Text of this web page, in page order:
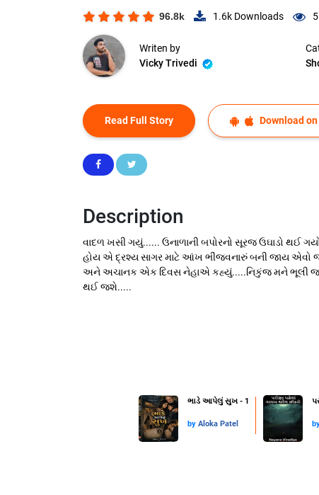
96.8k 1.6k Downloads
Writen by
Vicky Trivedi
Read Full Story Download
Description
વાદળ ખસી ગયું...... ઉનાળાની બપોરનો સૂરજ ઉઘાડો થઈ
હોય એ દ્રશ્ય સાગર માટે આંખ ભીંજવનારું બની જાય એવો જ
અને અચાનક એક દિવસ નેહાએ કહ્યું.....નિકુંજ મને ભૂલી જજે
થઈ જશે.....
ભાડે આપેલું સુખ - 1
by Aloka Patel